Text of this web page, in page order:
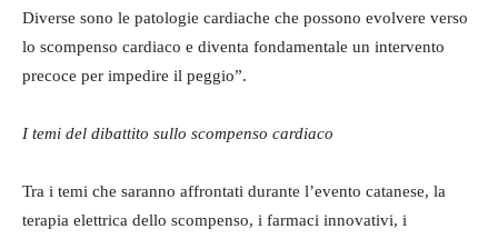
Diverse sono le patologie cardiache che possono evolvere verso
lo scompenso cardiaco e diventa fondamentale un intervento
precoce per impedire il peggio”.
I temi del dibattito sullo scompenso cardiaco
Tra i temi che saranno affrontati durante l’evento catanese, la
terapia elettrica dello scompenso, i farmaci innovativi, i